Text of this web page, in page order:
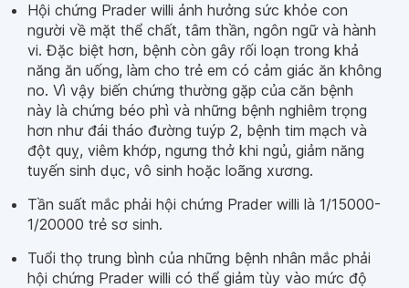
Hội chứng Prader willi ảnh hưởng sức khỏe con
người về mặt thể chất, tâm thần, ngôn ngữ và hành
vi. Đặc biệt hơn, bệnh còn gây rối loạn trong khả
năng ăn uống, làm cho trẻ em có cảm giác ăn không
no. Vì vậy biến chứng thường gặp của căn bệnh
này là chứng béo phì và những bệnh nghiêm trọng
hơn như đái tháo đường tuýp 2, bệnh tim mạch và
đột quỵ, viêm khớp, ngưng thở khi ngủ, giảm năng
tuyến sinh dục, vô sinh hoặc loãng xương.
Tần suất mắc phải hội chứng Prader willi là 1/15000-
1/20000 trẻ sơ sinh.
Tuổi thọ trung bình của những bệnh nhân mắc phải
hội chứng Prader willi có thể giảm tùy vào mức độ